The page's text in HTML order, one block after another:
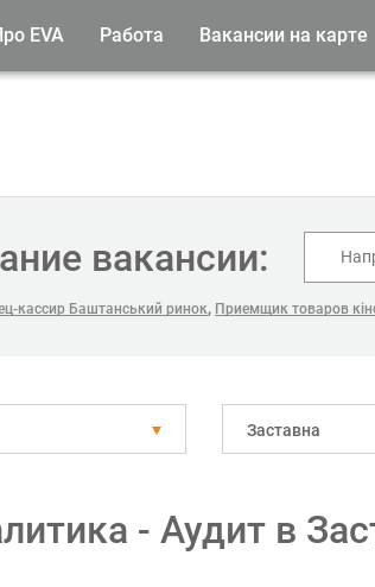
EVA Работа Вакансии на карте
вакансии:
кассир Баштанський ринок, Приемщик товаров
Заставна
- Аудит в